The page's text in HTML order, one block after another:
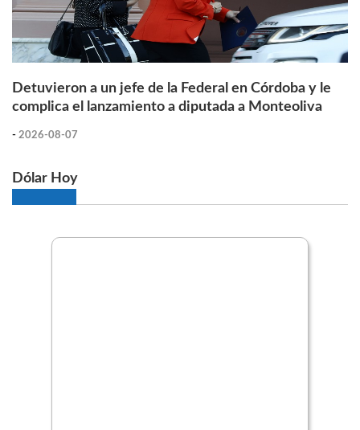
Detuvieron a un jefe de la Federal en Córdoba y le
complica el lanzamiento a diputada a Monteoliva
- 2026-08-07
Dólar Hoy